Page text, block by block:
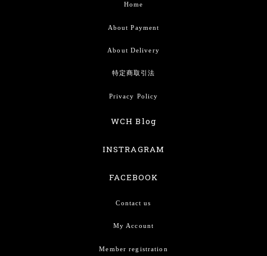
Home
About Payment
About Delivery
特定商取引法
Privacy Policy
WCH Blog
INSTRAGRAM
FACEBOOK
Contact us
My Account
Member registration